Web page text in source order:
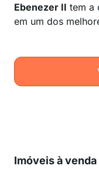
Ebenezer II tem a
em um dos
Imóveis à